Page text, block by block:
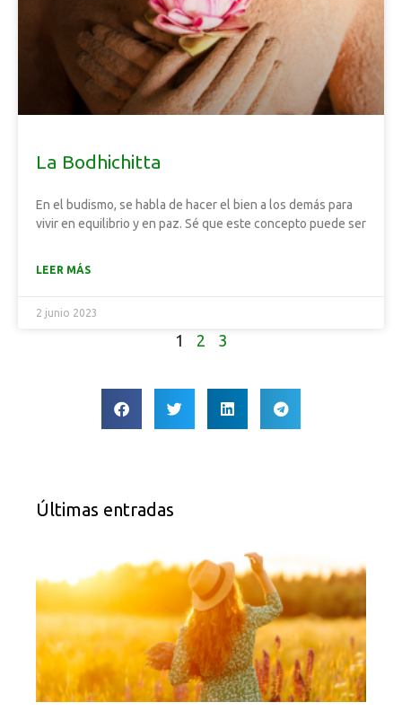
La Bodhichitta
En el budismo, se habla de hacer el bien a los demás para
vivir en equilibrio y en paz. Sé que este concepto puede ser
LEER MÁS
2 junio 2023
1 2 3
Últimas entradas